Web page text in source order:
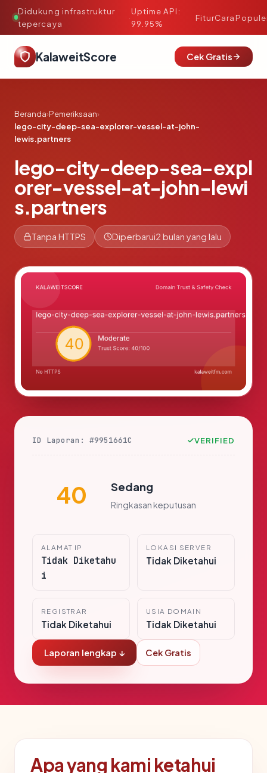
Didukung infrastruktur
tepercaya
·
Uptime API:
99.95%
FiturCara
KalaweitScore Cek Gratis
Beranda›Pemeriksaan›
lego-city-deep-sea-explorer-vessel-at-john-
lewis.partners
lego-city-deep-sea-expl
orer-vessel-at-john-lewi
s.partners
Tanpa HTTPS Diperbarui2 bulan yang lalu
ID Laporan: #9951661C VERIFIED
40 Sedang
Ringkasan keputusan
ALAMAT IP
Tidak Diketahu
i
LOKASI SERVER
Tidak Diketahui
REGISTRAR
Tidak Diketahui
USIA DOMAIN
Tidak Diketahui
Laporan lengkap ↓ Cek Gratis
Apa yang kami ketahui